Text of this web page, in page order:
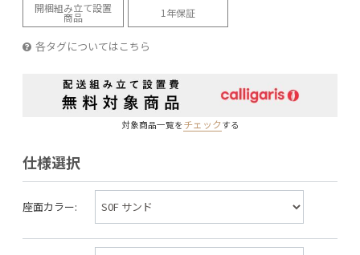
開梱組み立て設置
商品 1年保証
各タグについてはこちら
対象商品一覧をチェックする
仕様選択
座面カラー: